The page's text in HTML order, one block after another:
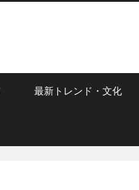
最新トレンド・文化